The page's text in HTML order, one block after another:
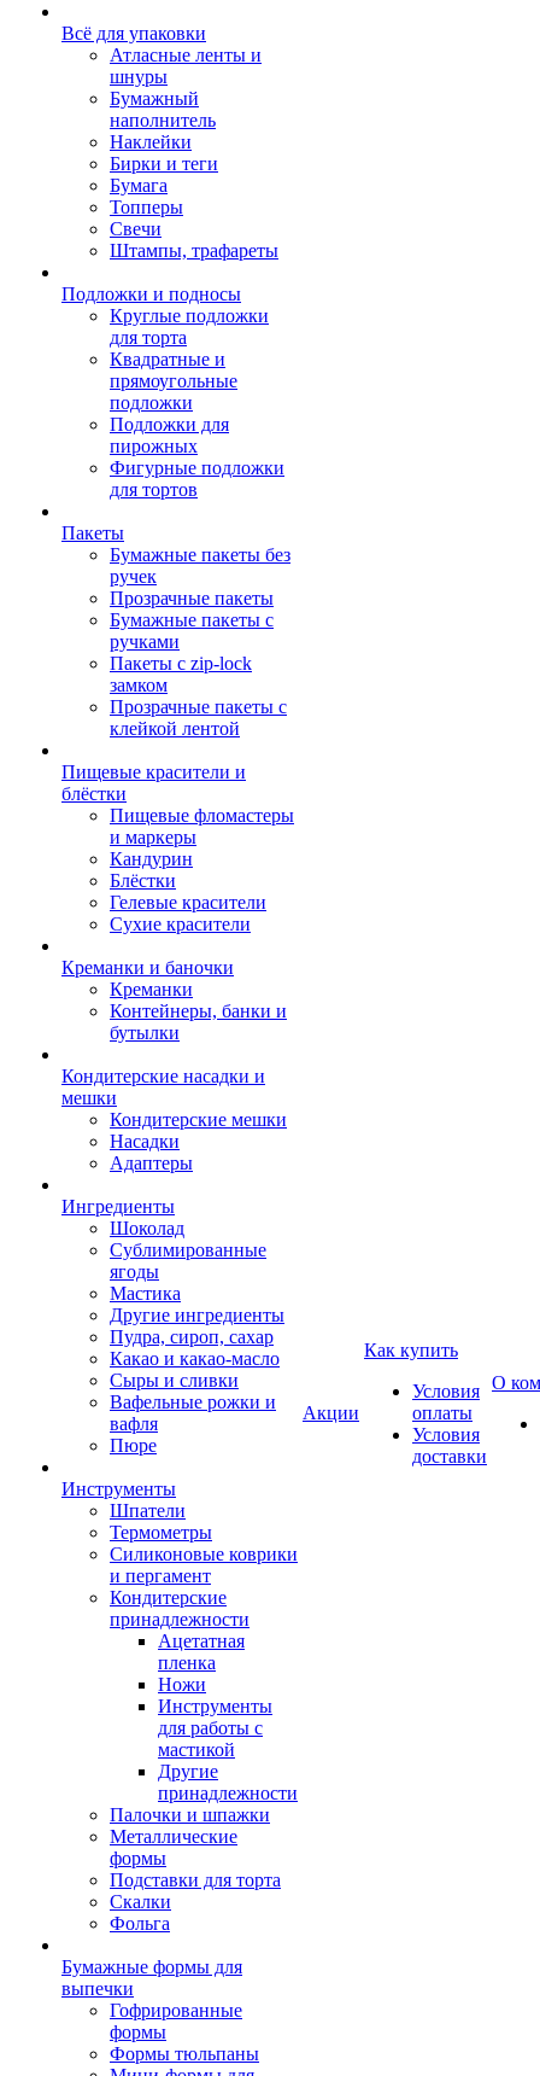
Всё для упаковки
Атласные ленты и
шнуры
Бумажный
наполнитель
Наклейки
Бирки и теги
Бумага
Топперы
Свечи
Штампы, трафареты
Подложки и подносы
Круглые подложки
для торта
Квадратные и
прямоугольные
подложки
Подложки для
пирожных
Фигурные подложки
для тортов
Пакеты
Бумажные пакеты без
ручек
Прозрачные пакеты
Бумажные пакеты с
ручками
Пакеты с zip-lock
замком
Прозрачные пакеты с
клейкой лентой
Пищевые красители и
блёстки
Пищевые фломастеры
и маркеры
Кандурин
Блёстки
Гелевые красители
Сухие красители
Креманки и баночки
Креманки
Контейнеры, банки и
бутылки
Кондитерские насадки и
мешки
Кондитерские мешки
Насадки
Адаптеры
Ингредиенты
Шоколад
Сублимированные
ягоды
Мастика
Другие ингредиенты
Пудра, сироп, сахар
Какао и какао-масло
Сыры и сливки
Вафельные рожки и
вафля
Пюре
Инструменты
Шпатели
Термометры
Силиконовые коврики
и пергамент
Кондитерские
принадлежности
Ацетатная
пленка
Ножи
Инструменты
для работы с
мастикой
Другие
принадлежности
Палочки и шпажки
Металлические
формы
Подставки для торта
Скалки
Фольга
Бумажные формы для
выпечки
Гофрированные
формы
Формы тюльпаны
Акции
Как купить
Условия
оплаты
Условия
доставки
О